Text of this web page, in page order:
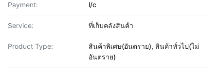
Payment: l/c
Service: ที่เก็บคลังสินค้า
Product Type:
สินค้าพิเศษ(อันตราย), สินค้าทั่วไป(ไม่
อันตราย)